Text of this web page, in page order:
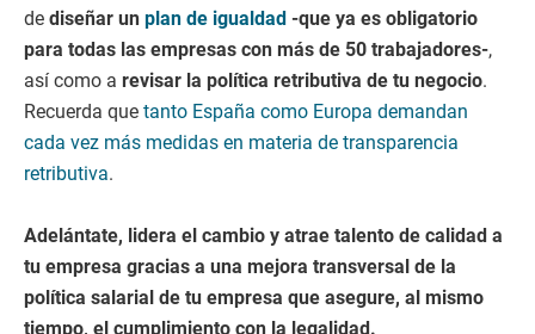
de diseñar un plan de igualdad -que ya es obligatorio
para todas las empresas con más de 50 trabajadores-,
así como a revisar la política retributiva de tu negocio.
Recuerda que tanto España como Europa demandan
cada vez más medidas en materia de transparencia
retributiva.
Adelántate, lidera el cambio y atrae talento de calidad a
tu empresa gracias a una mejora transversal de la
política salarial de tu empresa que asegure, al mismo
tiempo, el cumplimiento con la legalidad.